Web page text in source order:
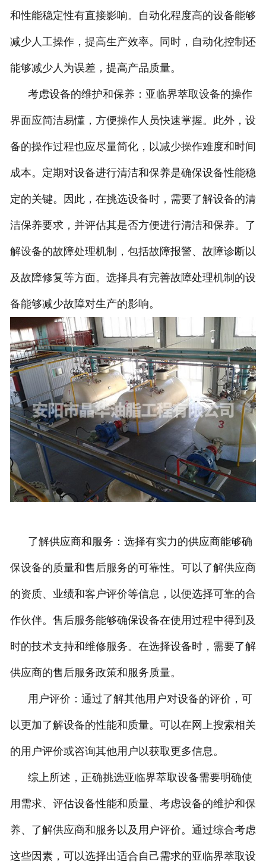
和性能稳定性有直接影响。自动化程度高的设备能够
减少人工操作，提高生产效率。同时，自动化控制还
能够减少人为误差，提高产品质量。
考虑设备的维护和保养：亚临界萃取设备的操作
界面应简洁易懂，方便操作人员快速掌握。此外，设
备的操作过程也应尽量简化，以减少操作难度和时间
成本。定期对设备进行清洁和保养是确保设备性能稳
定的关键。因此，在挑选设备时，需要了解设备的清
洁保养要求，并评估其是否方便进行清洁和保养。了
解设备的故障处理机制，包括故障报警、故障诊断以
及故障修复等方面。选择具有完善故障处理机制的设
备能够减少故障对生产的影响。
了解供应商和服务：选择有实力的供应商能够确
保设备的质量和售后服务的可靠性。可以了解供应商
的资质、业绩和客户评价等信息，以便选择可靠的合
作伙伴。售后服务能够确保设备在使用过程中得到及
时的技术支持和维修服务。在选择设备时，需要了解
供应商的售后服务政策和服务质量。
用户评价：通过了解其他用户对设备的评价，可
以更加了解设备的性能和质量。可以在网上搜索相关
的用户评价或咨询其他用户以获取更多信息。
综上所述，正确挑选亚临界萃取设备需要明确使
用需求、评估设备性能和质量、考虑设备的维护和保
养、了解供应商和服务以及用户评价。通过综合考虑
这些因素，可以选择出适合自己需求的亚临界萃取设